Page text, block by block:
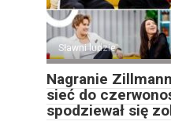
Sławni ludzie
Nagranie
sieć do
spodziewał się